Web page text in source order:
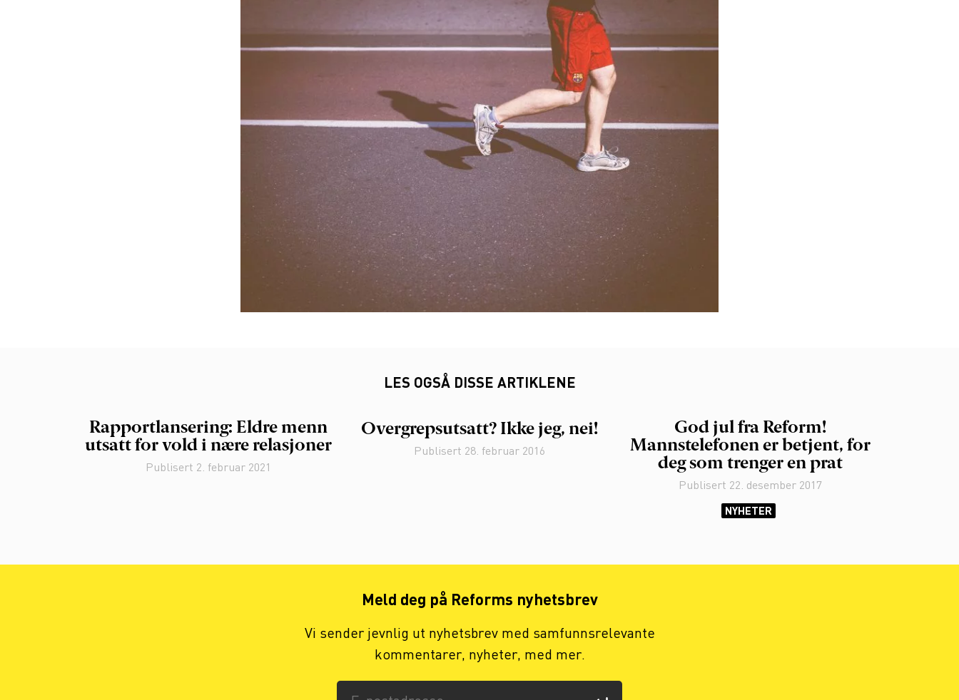
LES OGSÅ DISSE ARTIKLENE
Rapportlansering: Eldre menn
utsatt for vold i nære relasjoner
Publisert 2. februar 2021
Overgrepsutsatt? Ikke jeg, nei!
Publisert 28. februar 2016
God jul fra Reform!
Mannstelefonen er betjent, for
deg som trenger en prat
Publisert 22. desember 2017
NYHETER
Meld deg på Reforms nyhetsbrev
Vi sender jevnlig ut nyhetsbrev med samfunnsrelevante
kommentarer, nyheter, med mer.